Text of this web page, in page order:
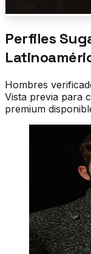
Perfiles
Hombres
Vista previa para
premium